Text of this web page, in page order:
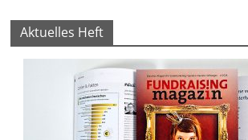
Aktuelles Heft